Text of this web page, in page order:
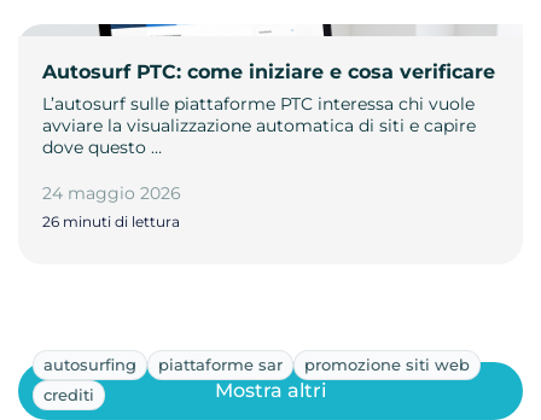
Autosurf PTC: come iniziare e cosa verificare
L’autosurf sulle piattaforme PTC interessa chi vuole
avviare la visualizzazione automatica di siti e capire
dove questo …
24 maggio 2026
26 minuti di lettura
autosurfing piattaforme sar
promozione siti web
crediti
Mostra altri